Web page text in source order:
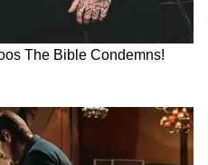
Protest में
Delhi Police से